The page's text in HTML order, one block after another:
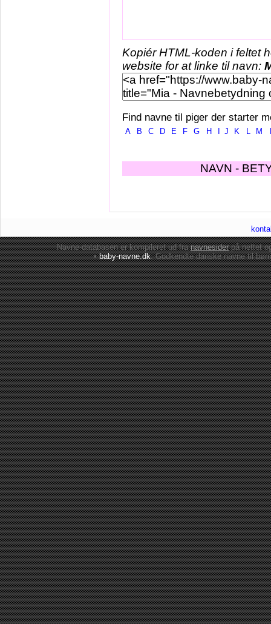
Kopiér HTML-koden i feltet
website for at linke til navn:
Find navne til piger der starter
A B C D E F G H J K L M
NAVN -
Navne-databasen er kompileret ud franavnesiderpå nettet
•baby-navne.dk: Godkendte danskenavne til børn